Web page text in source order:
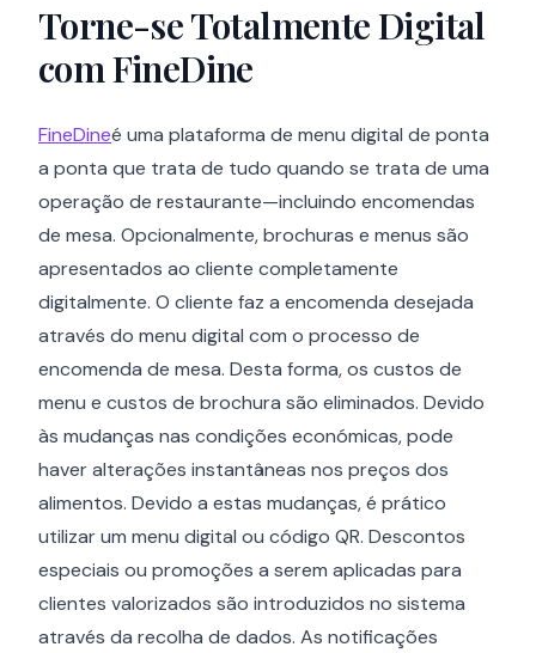
Torne-se Totalmente Digital
com FineDine
FineDineé uma plataforma de menu digital de ponta
a ponta que trata de tudo quando se trata de uma
operação de restaurante—incluindo encomendas
de mesa. Opcionalmente, brochuras e menus são
apresentados ao cliente completamente
digitalmente. O cliente faz a encomenda desejada
através do menu digital com o processo de
encomenda de mesa. Desta forma, os custos de
menu e custos de brochura são eliminados. Devido
às mudanças nas condições económicas, pode
haver alterações instantâneas nos preços dos
alimentos. Devido a estas mudanças, é prático
utilizar um menu digital ou código QR. Descontos
especiais ou promoções a serem aplicadas para
clientes valorizados são introduzidos no sistema
através da recolha de dados. As notificações